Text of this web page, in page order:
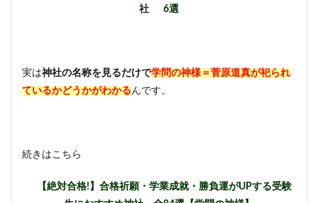
社 6選
実は神社の名称を見るだけで学問の神様＝菅原道真が祀られ
ているかどうかがわかるんです。
続きはこちら
【絶対合格!】合格祈願・学業成就・勝負運がUPする受験